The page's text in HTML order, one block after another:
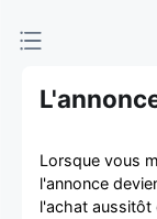
Lorsque vous
l'annonce
l'achat aussitôt